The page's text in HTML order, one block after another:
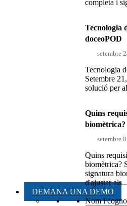
completa i
Tecnologia
doceoPOD
setembre
Tecnologia
Setembre
solució per
Quins
biomètrica?
setembre
Quins
biomètrica?
signatura
d'ajustar als...
DEMANA UNA DEMO
Nom i